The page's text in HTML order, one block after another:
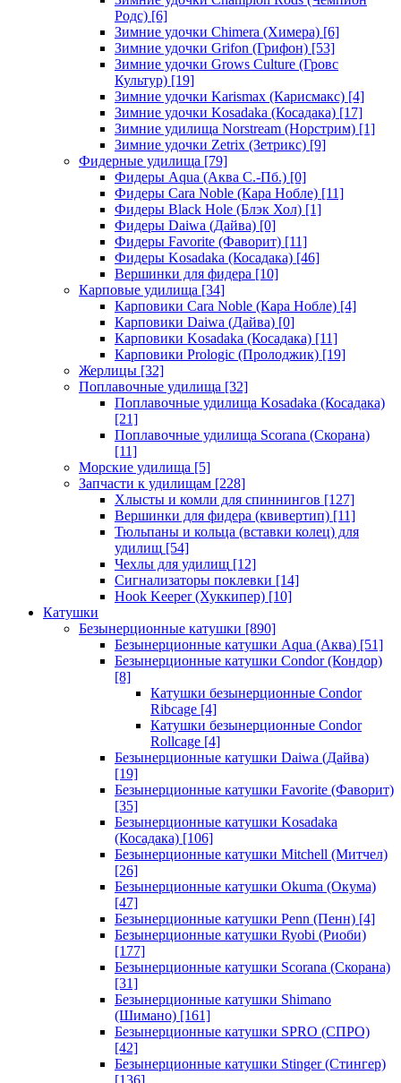
Родс) [6]
Зимние удочки Chimera (Химера) [6]
Зимние удочки Grifon (Грифон) [53]
Зимние удочки Grows Culture (Гровс
Культур) [19]
Зимние удочки Karismax (Карисмакс) [4]
Зимние удочки Kosadaka (Косадака) [17]
Зимние удилища Norstream (Норстрим) [1]
Зимние удочки Zetrix (Зетрикс) [9]
Фидерные удилища [79]
Фидеры Aqua (Аква С.-Пб.) [0]
Фидеры Cara Noble (Кара Нобле) [11]
Фидеры Black Hole (Блэк Хол) [1]
Фидеры Daiwa (Дайва) [0]
Фидеры Favorite (Фаворит) [11]
Фидеры Kosadaka (Косадака) [46]
Вершинки для фидера [10]
Карповые удилища [34]
Карповики Cara Noble (Кара Нобле) [4]
Карповики Daiwa (Дайва) [0]
Карповики Kosadaka (Косадака) [11]
Карповики Prologic (Пролоджик) [19]
Жерлицы [32]
Поплавочные удилища [32]
Поплавочные удилища Kosadaka (Косадака)
[21]
Поплавочные удилища Scorana (Скорана)
[11]
Морские удилища [5]
Запчасти к удилищам [228]
Хлысты и комли для спиннингов [127]
Вершинки для фидера (квивертип) [11]
Тюльпаны и кольца (вставки колец) для
удилищ [54]
Чехлы для удилищ [12]
Сигнализаторы поклевки [14]
Hook Keeper (Хуккипер) [10]
Катушки
Безынерционные катушки [890]
Безынерционные катушки Aqua (Аква) [51]
Безынерционные катушки Condor (Кондор)
[8]
Катушки безынерционные Condor
Ribcage [4]
Катушки безынерционные Condor
Rollcage [4]
Безынерционные катушки Daiwa (Дайва)
[19]
Безынерционные катушки Favorite (Фаворит)
[35]
Безынерционные катушки Kosadaka
(Косадака) [106]
Безынерционные катушки Mitchell (Митчел)
[26]
Безынерционные катушки Okuma (Окума)
[47]
Безынерционные катушки Penn (Пенн) [4]
Безынерционные катушки Ryobi (Риоби)
[177]
Безынерционные катушки Scorana (Скорана)
[31]
Безынерционные катушки Shimano
(Шимано) [161]
Безынерционные катушки SPRO (СПРО)
[42]
Безынерционные катушки Stinger (Стингер)